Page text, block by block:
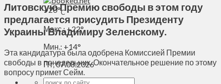
+20°C
Макс.:+22°
Мин.: +14°
Пт, 07.08.2026
Литовскую Премию свободы в этом году
предлагается присудить Президенту
Украины Владимиру Зеленскому.
Эта кандидатура была одобрена Комиссией Премии
свободы в понедельник. Окончательное решение по этому
вопросу примет Сейм.